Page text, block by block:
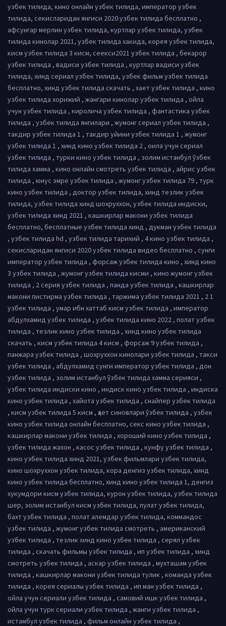
узбек тилида, кино онлайн узбек тилида, император узбек
тилида, секисларидан янгиси 2020 узбек тилида бесплатно ,
афсунгар мерлин узбек тилида, куртлар узбек тилида, узбек
тилида кинолар 2021, узбек тилида хакида, корея узбек тилида,
кисм узбек тилида 3 кисм, сеекси2021 узбек тилида , бекарор
узбек тилида , вадиси узбек тилида , куртлар вадиси узбек
тилида, хинд сериал узбек тилида, узбек фильм узбек тилида
бесплатно, хинд узбек тилида скачать , хает узбек тилида , кино
узбек тилида хорижий , жангари кинолар узбек тилида , ойла
учун узбек тилида , киролича узбек тилида , фантастика узбек
тилида , узбек тилида янгилари , жумонг сериал узбек тилида ,
такдир узбек тилида 1 , такдир уйини узбек тилида 1 , жумонг
узбек тилида 1 , хинд кино узбек тилида 2 , оила учун сериал
узбек тилида , турки кино узбек тилида , золим истанбул ўзбек
тилида хамма , кино онлайн смотреть узбек тилида , айрис узбек
тилида , юнус эмре узбек тилида , жумонг узбек тилида 79 , турк
кино узбек тилида , доктор узбек тилида, хинд тезлик узбек
тилида, узбек тилида хинд шохруххон, узбек тилида индиски,
узбек тилида хинд 2021 , кашкирлар макони узбек тилида
бесплатно, бесплатные узбек тилида хинд , дукман узбек тилида
, узбек тилида hd , узбек тилида тарихий , 4 кино узбек тилида ,
секисларидан янгиси 2020 узбек тилида видео бесплатно , сунги
император узбек тилида , форсаж узбек тилида кино , хинд кино
3 узбек тилида , жумонг узбек тилида кисми , кино жумонг узбек
тилида , 2 серия узбек тилида , панда узбек тилида , кашкирлар
макони пистирма узбек тилида , таржима узбек тилида 2021 , 2 1
узбек тилида , умар ибн хаттаб кисм узбек тилида , император
абдулхамид узбек тилида , узбек тилида кино 2022 , полат узбек
тилида , тезлик кино узбек тилида , хинд кино узбек тилида
скачать , кисм узбек тилида 4 кисм , форсаж 9 узбек тилида ,
панжара узбек тилида , шохруххон кинолари узбек тилида , такси
узбек тилида , абдулхамид сунги император узбек тилида , дон
узбек тилида , золим истанбул ўзбек тилида хамма серияси ,
узбек тилида индиски кино , индиск кино узбек тилида , индиска
кино узбек тилида , хайота узбек тилида , снайпер узбек тилида
, кисм узбек тилида 5 кисм , ҳает синовлари ўзбек тилида , узбек
кино узбек тилида онлайн бесплатно, секс кино узбек тилида ,
кашкирлар макони узбек тилида , хороший кино узбек тилида ,
узбек тилида жахон , касос узбек тилида , кунфу узбек тилида ,
кино узбек тилида хинд 2021, узбек фильмлари узбек тилида,
кино шохруххон узбек тилида, кора денгиз узбек тилида, хинд
кино узбек тилида бесплатно, хинд кино узбек тилида 1, денгиз
хукумдори кисм узбек тилида, курон узбек тилида, узбек тилида
шер, золим истанбул кисм узбек тилида, пулат узбек тилида,
бахт узбек тилида , полат алемдар узбек тилида, коммандос
узбек тилида , жумонг узбек тилида смотреть , американский
узбек тилида , тезлик хинд кино узбек тилида , серял узбек
тилида , скачать фильмы узбек тилида , ип узбек тилида , хинд
смотреть узбек тилида , аскар узбек тилида , мухташам узбек
тилида , кашкирлар макони узбек тилида тулик , команда узбек
тилида , корея сериалы узбек тилида , ип ман узбек тилида ,
ойла учун сериали узбек тилида , самовий ишк узбек тилида ,
ойла учун турк сериали узбек тилида , жанги узбек тилида ,
истамбул узбек тилида , фильм онлайн узбек тилида ,